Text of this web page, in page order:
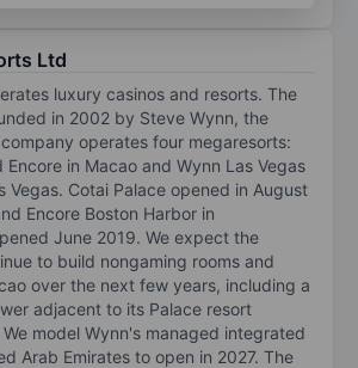
Ltd
luxury casinos and resorts. The
in 2002 by Steve Wynn, the
operates four megaresorts:
Encore in Macao and Wynn Las Vegas
Vegas. Cotai Palace opened in August
Encore Boston Harbor in
June 2019. We expect the
to build nongaming rooms and
over the next few years, including a
adjacent to its Palace resort
model Wynn's managed integrated
Arab Emirates to open in 2027. The